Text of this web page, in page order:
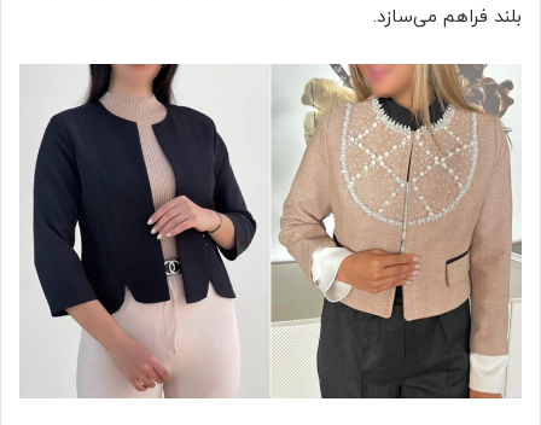
بلند فراهم می‌سازد.